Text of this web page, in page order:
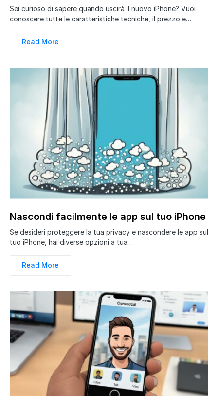
Sei curioso di sapere quando uscirà il nuovo iPhone? Vuoi
conoscere tutte le caratteristiche tecniche, il prezzo e…
Read More
Nascondi facilmente le app sul tuo iPhone
Se desideri proteggere la tua privacy e nascondere le app sul
tuo iPhone, hai diverse opzioni a tua…
Read More